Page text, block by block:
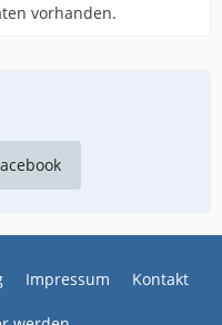
vorhanden.
Impressum Kontakt